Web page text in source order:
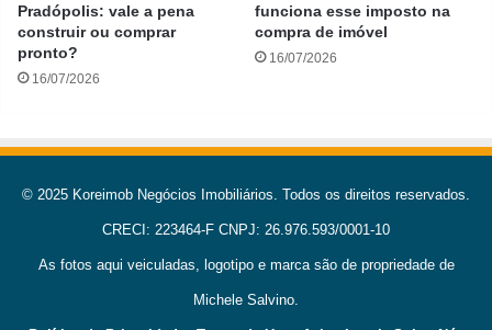
Pradópolis: vale a pena
construir ou comprar
pronto?
16/07/2026
funciona esse imposto na
compra de imóvel
16/07/2026
© 2025 Koreimob Negócios Imobiliários. Todos os direitos reservados.
CRECI: 223464-F CNPJ: 26.976.593/0001-10
As fotos aqui veiculadas, logotipo e marca são de propriedade de
Michele Salvino.